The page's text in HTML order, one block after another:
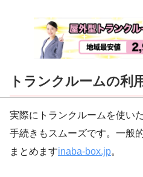
トランクルームの利
実際にトランクルームを使い
手続きもスムーズです。一般
まとめますinaba-box.jp。